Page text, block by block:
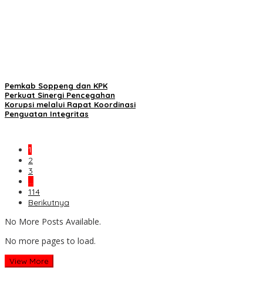
Pemkab Soppeng dan KPK
Perkuat Sinergi Pencegahan
Korupsi melalui Rapat Koordinasi
Penguatan Integritas
1
2
3
…
114
Berikutnya
No More Posts Available.
No more pages to load.
View More